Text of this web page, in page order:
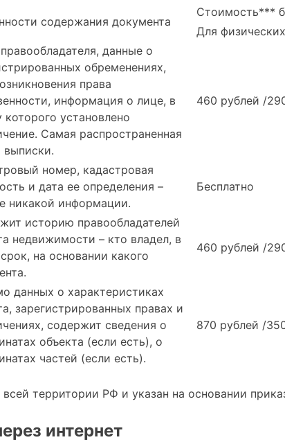
содержания документа
Стоимость***
Для
данные о
обременениях,
права
информация о лице, в
которого установлено
Самая распространенная
460 рублей /
номер, кадастровая
и дата ее определения –
никакой информации.
Бесплатно
историю правообладателей
недвижимости – кто владел, в
на основании какого
460 рублей /
данных о характеристиках
зарегистрированных правах и
содержит сведения о
объекта (если есть), о
частей (если есть).
870 рублей /
территории РФ и указан на основании
интернет